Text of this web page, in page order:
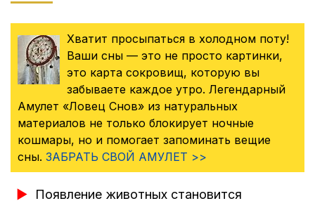
Хватит просыпаться в холодном поту!
Ваши сны — это не просто картинки,
это карта сокровищ, которую вы
забываете каждое утро. Легендарный
Амулет «Ловец Снов» из натуральных
материалов не только блокирует ночные
кошмары, но и помогает запоминать вещие
сны. ЗАБРАТЬ СВОЙ АМУЛЕТ >>
Появление животных становится